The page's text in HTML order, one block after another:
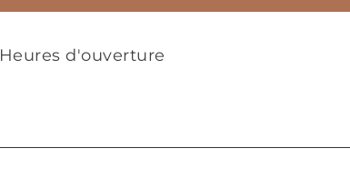
Heures d'ouverture